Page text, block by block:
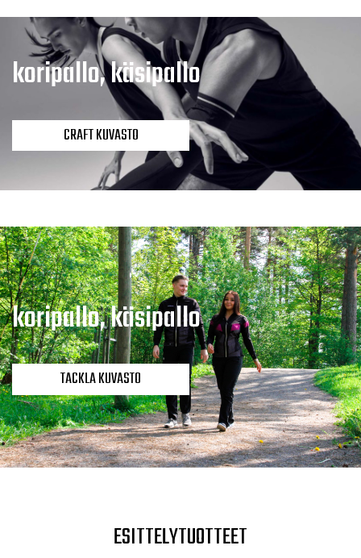
koripallo, käsipallo
CRAFT KUVASTO
koripallo, käsipallo
TACKLA KUVASTO
ESITTELYTUOTTEET